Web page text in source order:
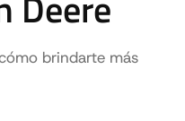
brindarte más